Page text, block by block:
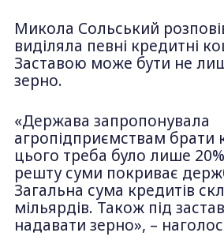
Микола Сольський
виділяла певні кредитні
Заставою може бути не
зерно.
«Держава запропонувала
агропідприємствам брати
цього треба було лише
решту суми покриває
Загальна сума кредитів
мільярдів. Також під
надавати зерно», –